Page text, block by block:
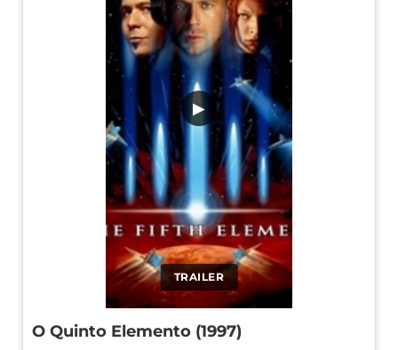
TRAILER
▶
O Quinto Elemento (1997)